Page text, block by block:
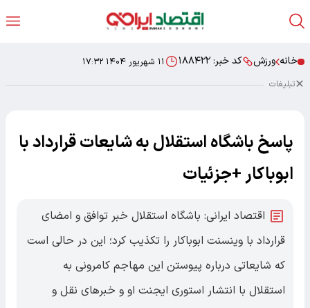
خانه ورزش کد خبر: ۱۸۸۴۲۲ ۱۱ شهریور ۱۴۰۴ ۱۷:۳۲
تبلیغات
پاسخ باشگاه استقلال به شایعات قرارداد با
ابوباکار +جزئیات
اقتصاد ایرانی: باشگاه استقلال خبر توافق و امضای
قرارداد با وینسنت ابوباکار را تکذیب کرد؛ این در حالی است
که شایعاتی درباره پیوستن این مهاجم کامرونی به
استقلال با انتشار استوری ایجنت او و خبرهای نقل و